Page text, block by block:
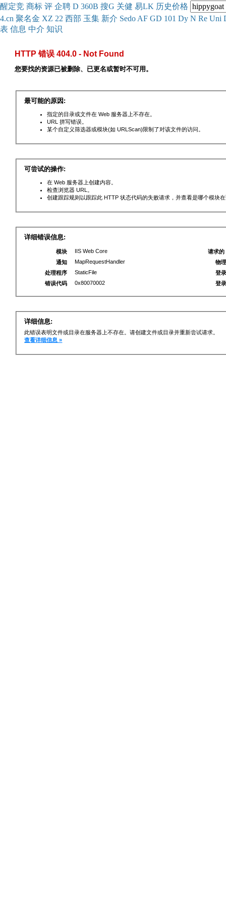
醒定竞 商标 评 企聘 D 360B 搜G 关健 易LK 历史价格
4.cn 聚名金 XZ 22 西部 玉集 新介 Sedo AF GD 101 Dy N Re Uni
表 信息 中介 知识